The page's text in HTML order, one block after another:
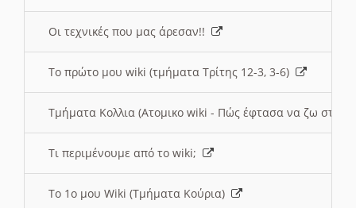
Οι τεχνικές που μας άρεσαν!!
Το πρώτο μου wiki (τμήματα Τρίτης 12-3, 3-6)
Τμήματα Κολλια (Ατομικο wiki - Πώς έφτασα να ζω στην
Τι περιμένουμε από το wiki;
Το 1ο μου Wiki (Τμήματα Κούρια)